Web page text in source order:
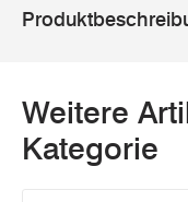
Weitere
Kategorie